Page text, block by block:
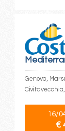
Genova,
16/
€